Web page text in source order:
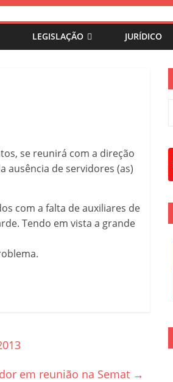
LEGISLAÇÃO JURÍDICO
se reunirá com a direção
ausência de servidores (as)
com a falta de auxiliares de
Tendo em vista a grande
em reunião na Semat →